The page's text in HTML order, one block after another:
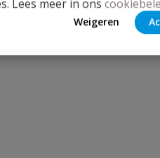
Lees meer in ons
Weigeren